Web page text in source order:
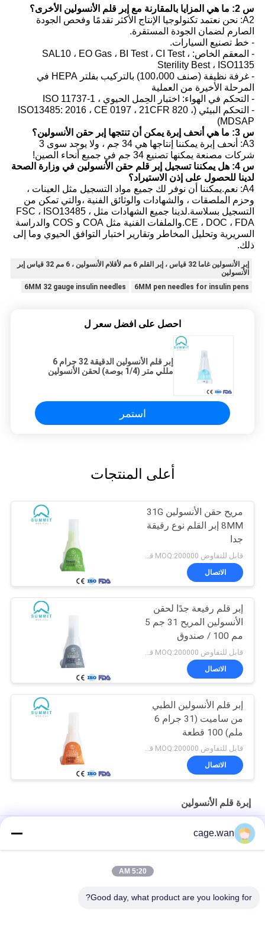
س 2: ما هي المزايا بالمقارنة مع إبر قلم الأنسولين الأخرى؟
A2: نحن نعتمد تكنولوجيا الإنتاج الأكثر تقدمًا وفحص الجودة
الصارم لضمان الجودة المستقرة.
- خط تصنيع السيارات.
- المعقم الخاص: SAL10 ، EO Gas ، BI Test ، CI Test ،
Sterility Best ، ISO1135
- غرفة نظيفة (صنف 100،000) بالتركيب بفلتر HEPA في
المرحلة الأخيرة من العملية
- التحكم في الهواء: اختبار الحِمل الحيوي ، ISO 11737-1
- التحكم البيئي (ISO13485: 2016 ، CE 0197 ، 21CFR 820 ،
MDSAP)
س 3: ما هي أنحف إبرة يمكن أن تنتجها إبر حقن الأنسولين؟
A3: أنحف إبرة يمكننا إنتاجها هي 34 جم ، ولا يوجد سوى 3
شركات مصنعة يمكنها تصنيع 34 جم في جميع أنحاء الصين!
س 4: هل يمكننا تسجيل إبر قلم حقن الأنسولين في وزارة الصحة
لدينا للحصول على إذن الاستيراد؟
A4: نعم.يمكننا أن نوفر لك جميع مواد التسجيل مثل العينات ،
وحزم الملصقات ، والشهادات والوثائق الفنية ،والتي تمكن من
التسجيل بسلاسة.لدينا جميع الشهادات مثل FSC ، ISO13485 ،
CE ، DOC ، FDA.
والملفات الفنية مثل COA و COS والدراسة
السريرية وتحليل المخاطر وتقارير اختبار التوافق الحيوي وما إلى
ذلك.
إبر الأنسولين غاما 32 قياس ، إبر القلم 6 مم لأقلام الأنسولين ، 6 مم 32 قياس إبر
الأنسولين
6MM pen needles for insulin pens
6MM 32 gauge insulin needles
احصل على افضل سعر ل
إبر قلم الأنسولين الدقيقة 32 جرام 6
مللي متر (1/4 بوصة) لحقن الأنسولين
استمر
أعلى المنتجات
مريح حقن الأنسولين 31G
8MM إبر القلم نوع رقيقة
جدا
الاتصال
إبر قلم رفيعة جدًا لحقن
الأنسولين المريح 31 جم 5
مم 100 / صندوق
الاتصال
إبر قلم الأنسولين الطبي
من ساميت (31 جرام 6
ملم) 100 قطعة
قابل للتفاوض MOQ:200000 قطعة
الاتصال
إبرة قلم الأنسولين
إبر قلم الأنسولين المعقم من جاما بتقنية الجدار الرقيق 31G 8mm
وافق CE إبر القلم السكري القابل للتصرف لحقن الأنسولين 31G 6mm
إبر قلم الأنسولين الخالية من الألم متوافقة مع معظم أقلام السكري
cage.wan
5:20 AM
Good day, what product are you looking for?